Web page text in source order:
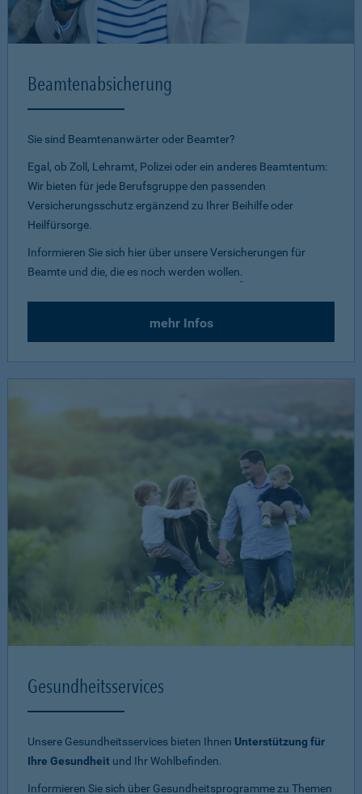
Beamtenabsicherung
Sie sind Beamtenanwärter oder Beamter?
Egal, ob Zoll, Lehramt, Polizei oder ein anderes Beamtentum:
Wir bieten für jede Berufsgruppe den passenden
Versicherungsschutz ergänzend zu Ihrer Beihilfe oder
Heilfürsorge.
Informieren Sie sich hier über unsere Versicherungen für
Beamte und die, die es noch werden wollen.
mehr Infos
Gesundheitsservices
Unsere Gesundheitsservices bieten Ihnen Unterstützung für
Ihre Gesundheit und Ihr Wohlbefinden.
Informieren Sie sich über Gesundheitsprogramme zu Themen